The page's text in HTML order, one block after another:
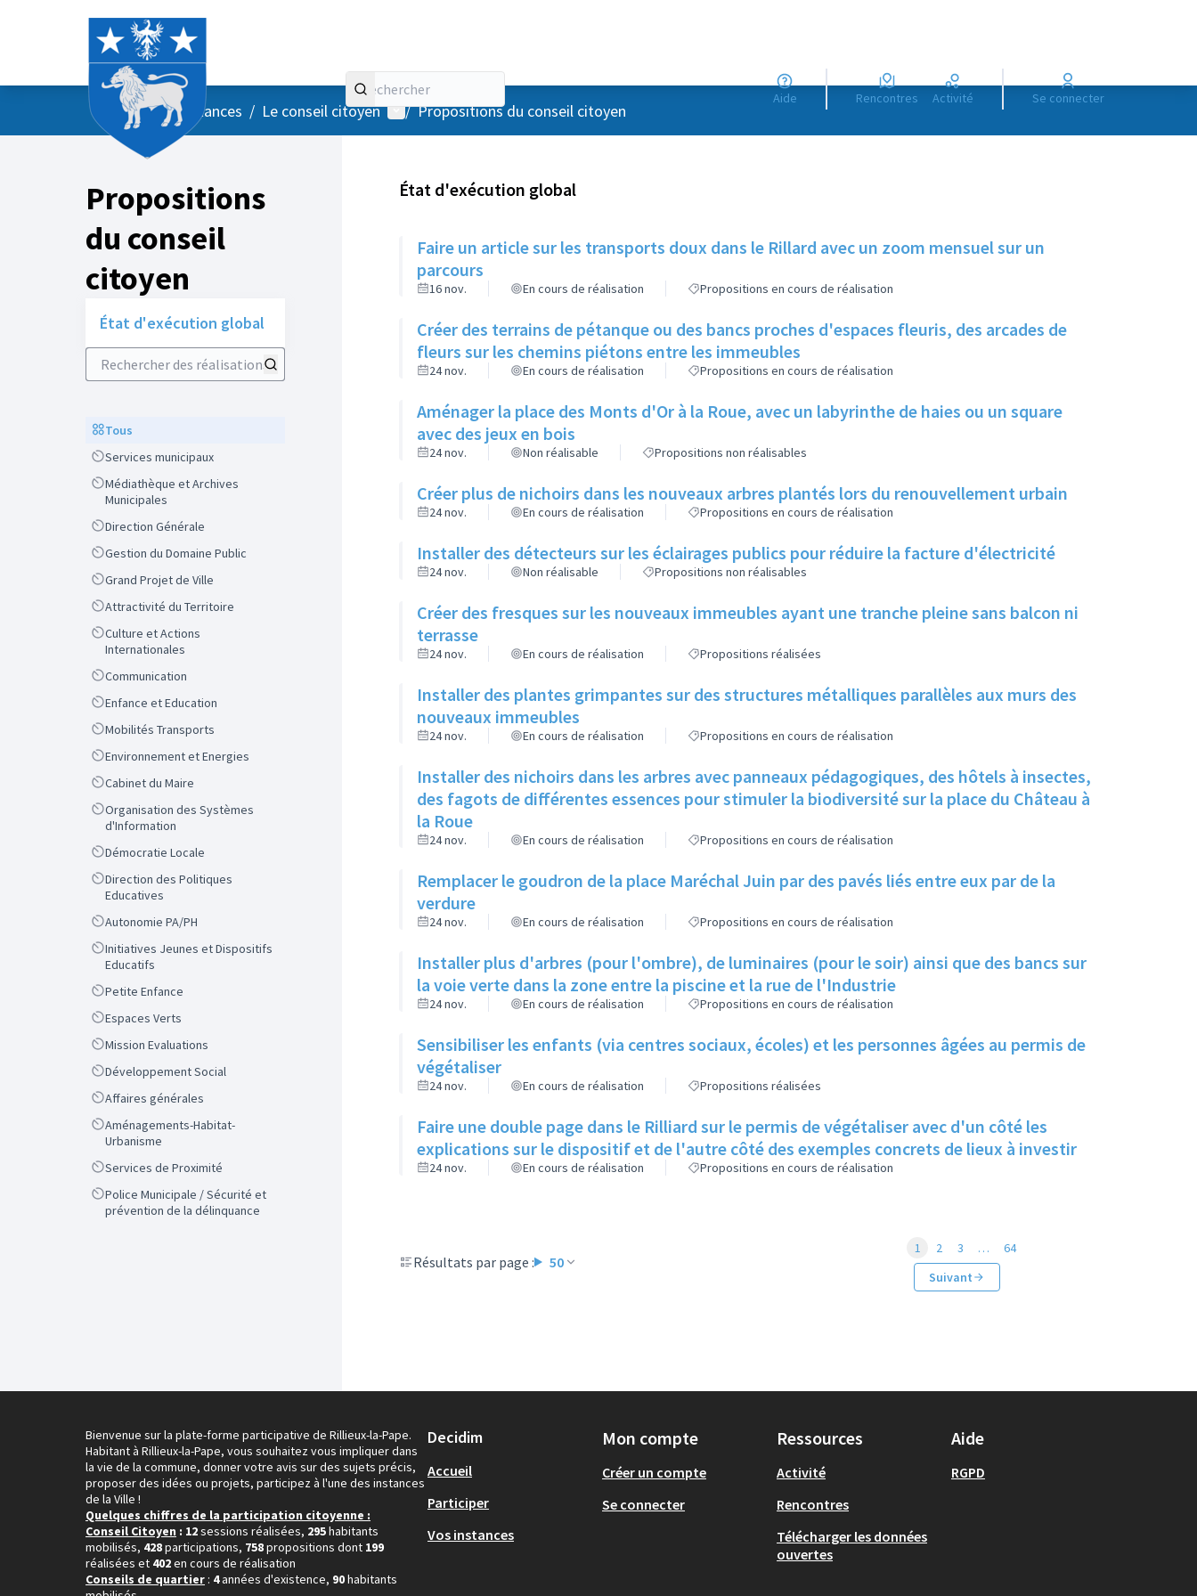
Aide Rencontres Activité Se connecter
AccueilMenu principal
/ Vos instances / Le conseil citoyen Menu utilisateur
/ Propositions du conseil citoyen
Propositions
du conseil
citoyen
État d'exécution global
Rechercher des réalisations
ScopeTous
ScopeServices municipaux
Scope
Médiathèque et Archives
Municipales
ScopeDirection Générale
ScopeGestion du Domaine Public
ScopeGrand Projet de Ville
ScopeAttractivité du Territoire
Scope
Culture et Actions
Internationales
ScopeCommunication
ScopeEnfance et Education
ScopeMobilités Transports
ScopeEnvironnement et Energies
ScopeCabinet du Maire
Scope
Organisation des Systèmes
d'Information
ScopeDémocratie Locale
Scope
Direction des Politiques
Educatives
ScopeAutonomie PA/PH
Scope
Initiatives Jeunes et Dispositifs
Educatifs
ScopePetite Enfance
ScopeEspaces Verts
ScopeMission Evaluations
ScopeDéveloppement Social
ScopeAffaires générales
Scope
Aménagements-Habitat-
Urbanisme
ScopeServices de Proximité
Scope
Police Municipale / Sécurité et
prévention de la délinquance
État d'exécution global
Faire un article sur les transports doux dans le Rillard avec un zoom mensuel sur un
parcours
16 nov. En cours de réalisation Propositions en cours de réalisation
Créer des terrains de pétanque ou des bancs proches d'espaces fleuris, des arcades de
fleurs sur les chemins piétons entre les immeubles
24 nov. En cours de réalisation Propositions en cours de réalisation
Aménager la place des Monts d'Or à la Roue, avec un labyrinthe de haies ou un square
avec des jeux en bois
24 nov. Non réalisable Propositions non réalisables
Créer plus de nichoirs dans les nouveaux arbres plantés lors du renouvellement urbain
24 nov. En cours de réalisation Propositions en cours de réalisation
Installer des détecteurs sur les éclairages publics pour réduire la facture d'électricité
24 nov. Non réalisable Propositions non réalisables
Créer des fresques sur les nouveaux immeubles ayant une tranche pleine sans balcon ni
terrasse
24 nov. En cours de réalisation Propositions réalisées
Installer des plantes grimpantes sur des structures métalliques parallèles aux murs des
nouveaux immeubles
24 nov. En cours de réalisation Propositions en cours de réalisation
Installer des nichoirs dans les arbres avec panneaux pédagogiques, des hôtels à insectes,
des fagots de différentes essences pour stimuler la biodiversité sur la place du Château à
la Roue
24 nov. En cours de réalisation Propositions en cours de réalisation
Remplacer le goudron de la place Maréchal Juin par des pavés liés entre eux par de la
verdure
24 nov. En cours de réalisation Propositions en cours de réalisation
Installer plus d'arbres (pour l'ombre), de luminaires (pour le soir) ainsi que des bancs sur
la voie verte dans la zone entre la piscine et la rue de l'Industrie
24 nov. En cours de réalisation Propositions en cours de réalisation
Sensibiliser les enfants (via centres sociaux, écoles) et les personnes âgées au permis de
végétaliser
24 nov. En cours de réalisation Propositions réalisées
Faire une double page dans le Rilliard sur le permis de végétaliser avec d'un côté les
explications sur le dispositif et de l'autre côté des exemples concrets de lieux à investir
24 nov. En cours de réalisation Propositions en cours de réalisation
Résultats par page : 50
1 2 3 …
64
Suivant
Bienvenue sur la plate-forme participative de Rillieux-la-Pape.
Habitant à Rillieux-la-Pape, vous souhaitez vous impliquer dans
la vie de la commune, donner votre avis sur des sujets précis,
proposer des idées ou projets, participez à l'une des instances
de la Ville !
Quelques chiffres de la participation citoyenne :
Conseil Citoyen : 12sessions réalisées, 295habitants
mobilisés, 428participations, 758propositions dont 199
réalisées et 402en cours de réalisation
Conseils de quartier : 4années d'existence, 90habitants
Decidim
Accueil
Participer
Vos instances
Mon compte
Créer un compte
Se connecter
Ressources
Activité
Rencontres
Télécharger les données
ouvertes
Aide
RGPD